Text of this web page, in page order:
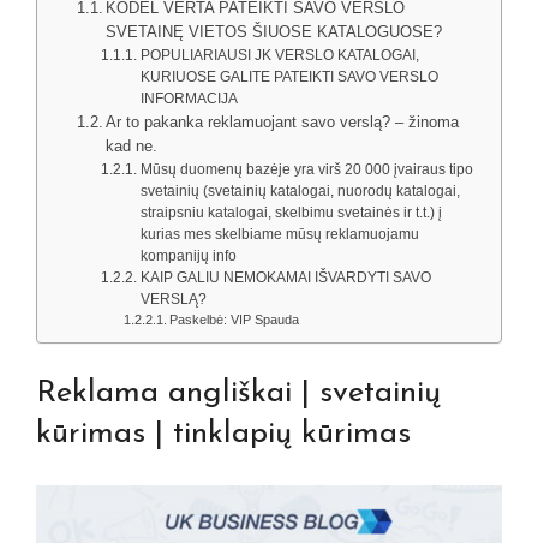
KODĖL VERTA PATEIKTI SAVO VERSLO
SVETAINĘ VIETOS ŠIUOSE KATALOGUOSE?
POPULIARIAUSI JK VERSLO KATALOGAI,
KURIUOSE GALITE PATEIKTI SAVO VERSLO
INFORMACIJA
Ar to pakanka reklamuojant savo verslą? – žinoma
kad ne.
Mūsų duomenų bazėje yra virš 20 000 įvairaus tipo
svetainių (svetainių katalogai, nuorodų katalogai,
straipsniu katalogai, skelbimu svetainės ir t.t.) į
kurias mes skelbiame mūsų reklamuojamu
kompanijų info
KAIP GALIU NEMOKAMAI IŠVARDYTI SAVO
VERSLĄ?
Paskelbė: VIP Spauda
Reklama angliškai | svetainių
kūrimas | tinklapių kūrimas